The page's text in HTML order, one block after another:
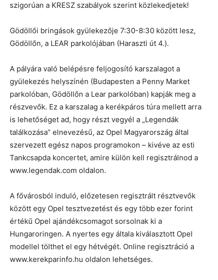
szigorúan a KRESZ szabályok szerint közlekedjetek!
Gödöllői bringások gyülekezője 7:30-8:30 között lesz,
Gödöllőn, a LEAR parkolójában (Haraszti út 4.).
A pályára való belépésre feljogosító karszalagot a
gyülekezés helyszínén (Budapesten a Penny Market
parkolóban, Gödöllőn a Lear parkolóban) kapják meg a
részvevők. Ez a karszalag a kerékpáros túra mellett arra
is lehetőséget ad, hogy részt vegyél a „Legendák
találkozása” elnevezésű, az Opel Magyarország által
szervezett egész napos programokon – kivéve az esti
Tankcsapda koncertet, amire külön kell regisztrálnod a
www.legendak.com oldalon.
A fővárosból induló, előzetesen regisztrált résztvevők
között egy Opel tesztvezetést és egy több ezer forint
értékű Opel ajándékcsomagot sorsolnak ki a
Hungaroringen. A nyertes egy általa kiválasztott Opel
modellel tölthet el egy hétvégét. Online regisztráció a
www.kerekparinfo.hu oldalon lehetséges.